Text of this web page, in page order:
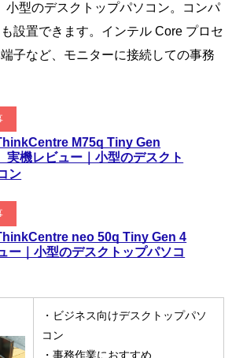
小型のデスクトップパソコン。コンパ
設置できます。インテル Core プロセ
子など、モニターに接続しての事務
M75q Tiny Gen
実機レビュー｜小型のデスクト
ン
neo 50q Tiny Gen 4
ー｜小型のデスクトップパソコ
・ビジネス向けデスクトップパソ
コン
・事務作業におすすめ